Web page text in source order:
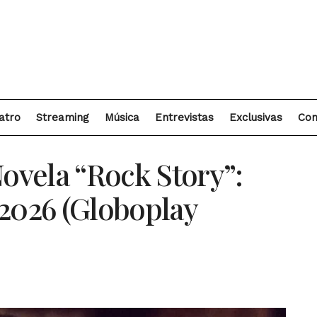
Streaming Música Entrevistas Exclusivas
“Rock Story”:
(Globoplay